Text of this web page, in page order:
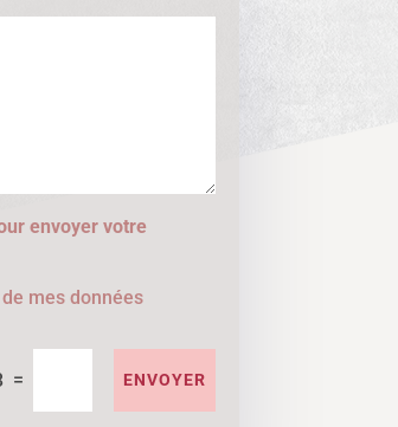
envoyer votre
mes données
= ENVOYER